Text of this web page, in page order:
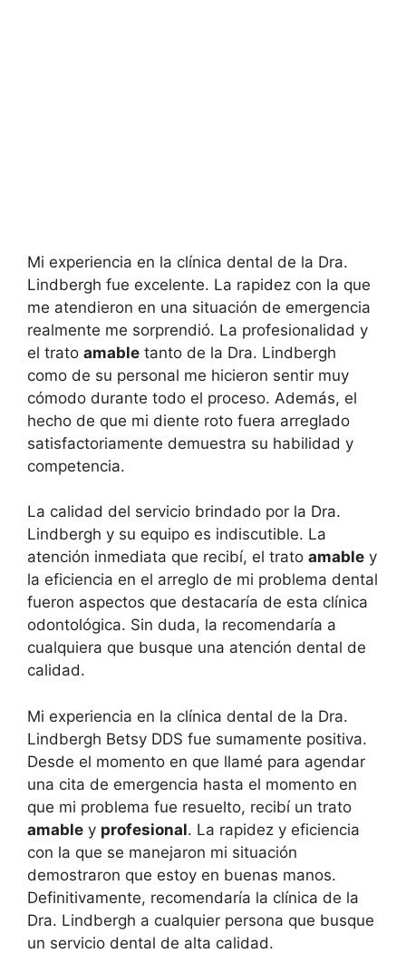
Mi experiencia en la clínica dental de la Dra.
Lindbergh fue excelente. La rapidez con la que
me atendieron en una situación de emergencia
realmente me sorprendió. La profesionalidad y
el trato amable tanto de la Dra. Lindbergh
como de su personal me hicieron sentir muy
cómodo durante todo el proceso. Además, el
hecho de que mi diente roto fuera arreglado
satisfactoriamente demuestra su habilidad y
competencia.
La calidad del servicio brindado por la Dra.
Lindbergh y su equipo es indiscutible. La
atención inmediata que recibí, el trato amable y
la eficiencia en el arreglo de mi problema dental
fueron aspectos que destacaría de esta clínica
odontológica. Sin duda, la recomendaría a
cualquiera que busque una atención dental de
calidad.
Mi experiencia en la clínica dental de la Dra.
Lindbergh Betsy DDS fue sumamente positiva.
Desde el momento en que llamé para agendar
una cita de emergencia hasta el momento en
que mi problema fue resuelto, recibí un trato
amable y profesional. La rapidez y eficiencia
con la que se manejaron mi situación
demostraron que estoy en buenas manos.
Definitivamente, recomendaría la clínica de la
Dra. Lindbergh a cualquier persona que busque
un servicio dental de alta calidad.